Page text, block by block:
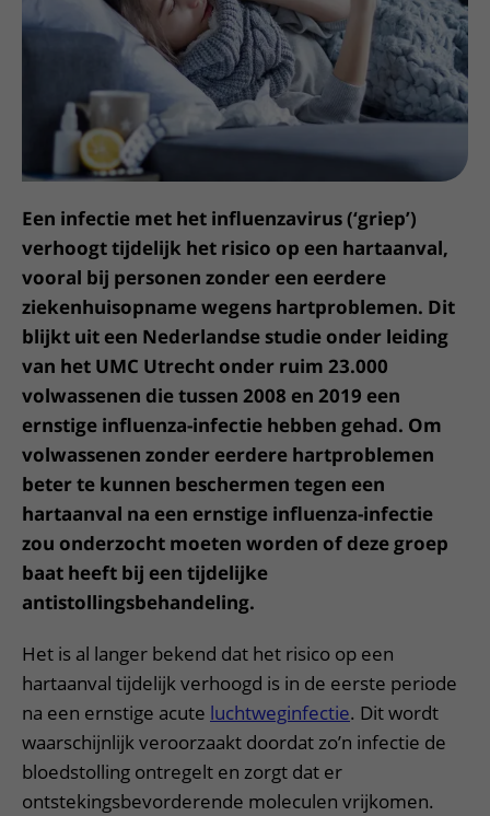
Onderzoeken en diagnostiek
Het Wilhelmina Kinderziekenhuis
Bloedprikken
Bezoektijden
Wijzigen patiëntgegevens
Mijn UMC Utrecht patiëntportaal
Faciliteiten en voorzieningen
Kwaliteit en veiligheid
Route naar het ziekenhuis
Wegwijs in het ziekenhuis
Contact met polikliniek
Contact met verpleegafdeling
Het Wilhelmina Kinderziekenhuis
Teleconsult aanvragen
Diagnostiek aanvragen
Zorgverlenersportaal
Over UMC Utrecht
Research
Onderwijs
Werken bij het UMC Utrecht
Een infectie met het influenzavirus (‘griep’)
verhoogt tijdelijk het risico op een hartaanval,
vooral bij personen zonder een eerdere
ziekenhuisopname wegens hartproblemen. Dit
blijkt uit een Nederlandse studie onder leiding
van het UMC Utrecht onder ruim 23.000
volwassenen die tussen 2008 en 2019 een
ernstige influenza-infectie hebben gehad. Om
volwassenen zonder eerdere hartproblemen
beter te kunnen beschermen tegen een
hartaanval na een ernstige influenza-infectie
zou onderzocht moeten worden of deze groep
baat heeft bij een tijdelijke
antistollingsbehandeling.
Het is al langer bekend dat het risico op een
hartaanval tijdelijk verhoogd is in de eerste periode
na een ernstige acute luchtweginfectie. Dit wordt
waarschijnlijk veroorzaakt doordat zo’n infectie de
bloedstolling ontregelt en zorgt dat er
ontstekingsbevorderende moleculen vrijkomen.